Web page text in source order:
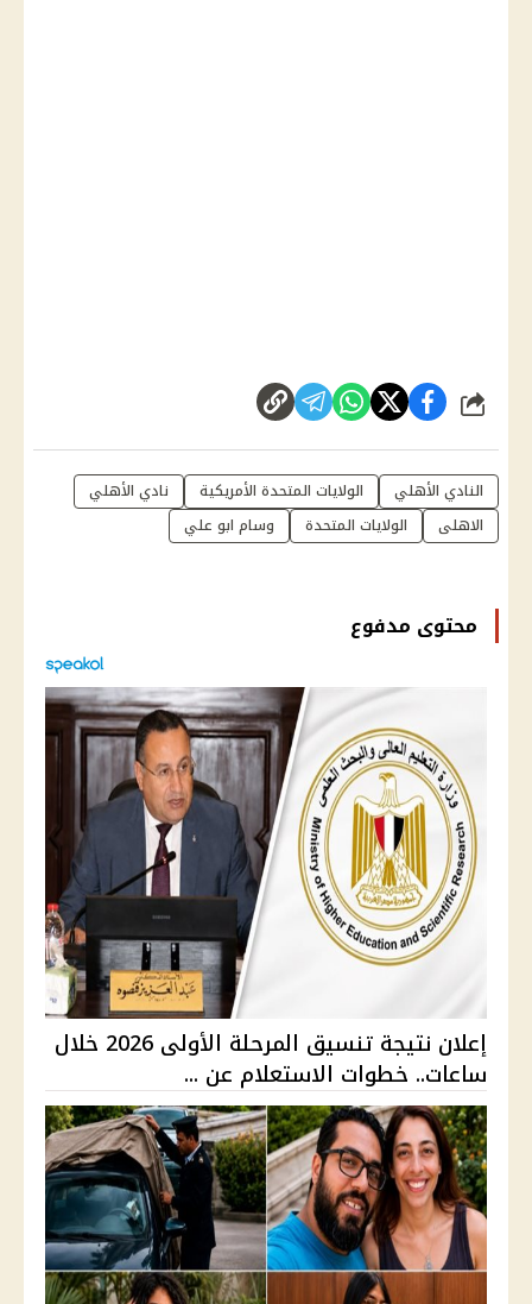
شارك
النادي الأهلي الولايات المتحدة الأمريكية
نادي الأهلي
الاهلى
الولايات المتحدة وسام ابو علي
محتوى مدفوع
إعلان نتيجة تنسيق المرحلة الأولى 2026 خلال
ساعات.. خطوات الاستعلام عن ...